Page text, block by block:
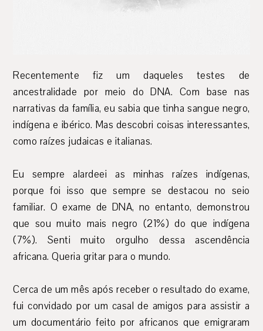
Recentemente fiz um daqueles testes de
ancestralidade por meio do DNA. Com base nas
narrativas da família, eu sabia que tinha sangue negro,
indígena e ibérico. Mas descobri coisas interessantes,
como raízes judaicas e italianas.
Eu sempre alardeei as minhas raízes indígenas,
porque foi isso que sempre se destacou no seio
familiar. O exame de DNA, no entanto, demonstrou
que sou muito mais negro (21%) do que indígena
(7%). Senti muito orgulho dessa ascendência
africana. Queria gritar para o mundo.
Cerca de um mês após receber o resultado do exame,
fui convidado por um casal de amigos para assistir a
um documentário feito por africanos que emigraram